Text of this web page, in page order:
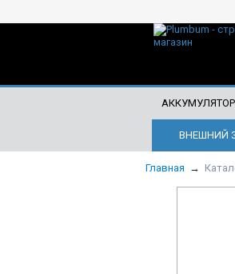
ВНЕШНИЙ
Главная →
ЧТО БУДЕМ